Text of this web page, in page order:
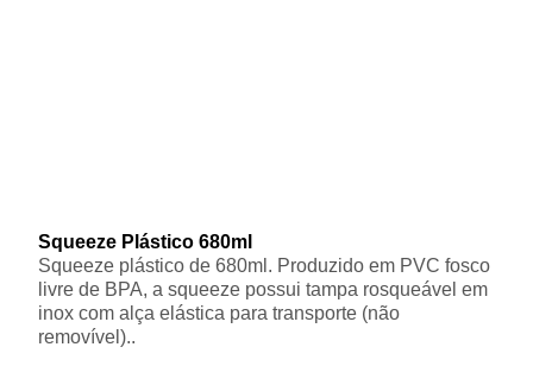
Squeeze Plástico 680ml
Squeeze plástico de 680ml. Produzido em PVC fosco
livre de BPA, a squeeze possui tampa rosqueável em
inox com alça elástica para transporte (não
removível)..